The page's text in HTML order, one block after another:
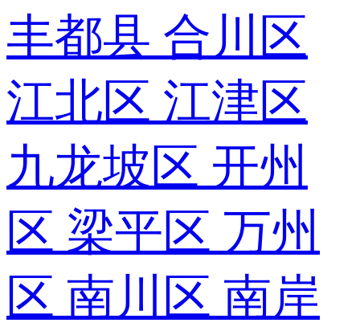
丰都县 合川区
江北区 江津区
九龙坡区 开州
区 梁平区 万州
区 南川区 南岸